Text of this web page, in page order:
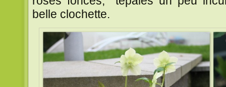
belle clochette.